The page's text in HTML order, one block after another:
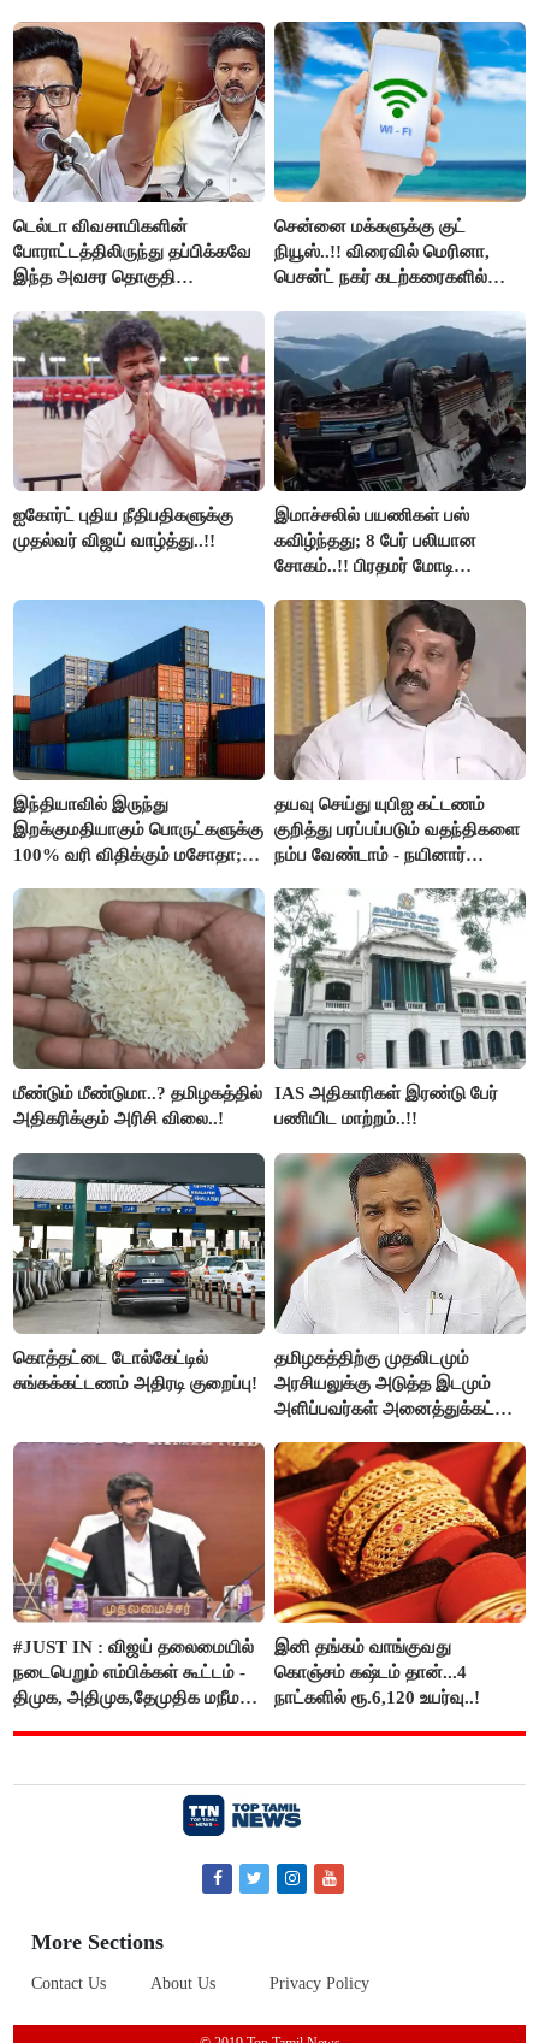
டெல்டா விவசாயிகளின்
போராட்டத்திலிருந்து தப்பிக்கவே
இந்த அவசர தொகுதி
அரங்கேற்றுகிறார் முதலமைச்சர் -
திமுக ஐடி விங்..!!
சென்னை மக்களுக்கு குட்
நியூஸ்..!! விரைவில் மெரினா,
பெசன்ட் நகர் கடற்கரைகளில்
ஐகோர்ட் புதிய நீதிபதிகளுக்கு
முதல்வர் விஜய் வாழ்த்து..!!
இமாச்சலில் பயணிகள் பஸ்
கவிழ்ந்தது; 8 பேர் பலியான
சோகம்..!! பிரதமர் மோடி
இந்தியாவில் இருந்து
இறக்குமதியாகும் பொருட்களுக்கு
100% வரி விதிக்கும் மசோதா;
தயவு செய்து யுபிஐ கட்டணம்
குறித்து பரப்பப்படும் வதந்திகளை
நம்ப வேண்டாம் - நயினார்
மீண்டும் மீண்டுமா..? தமிழகத்தில்
அதிகரிக்கும் அரிசி விலை..!
IAS அதிகாரிகள் இரண்டு பேர்
பணியிட மாற்றம்..!!
கொத்தட்டை டோல்கேட்டில்
சுங்கக்கட்டணம் அதிரடி குறைப்பு!
தமிழகத்திற்கு முதலிடமும்
அரசியலுக்கு அடுத்த இடமும்
அளிப்பவர்கள் அனைத்துக்கட்சி
பங்கேற்பார்கள் - மாணிக்கம்
தாகூர்..!!
#JUST IN : விஜய் தலைமையில்
நடைபெறும் எம்பிக்கள் கூட்டம் -
திமுக, அதிமுக,தேமுதிக மநீம
இனி தங்கம் வாங்குவது
கொஞ்சம் கஷ்டம் தான்...4
நாட்களில் ரூ.6,120 உயர்வு..!
More Sections
Contact Us About Us Privacy Policy